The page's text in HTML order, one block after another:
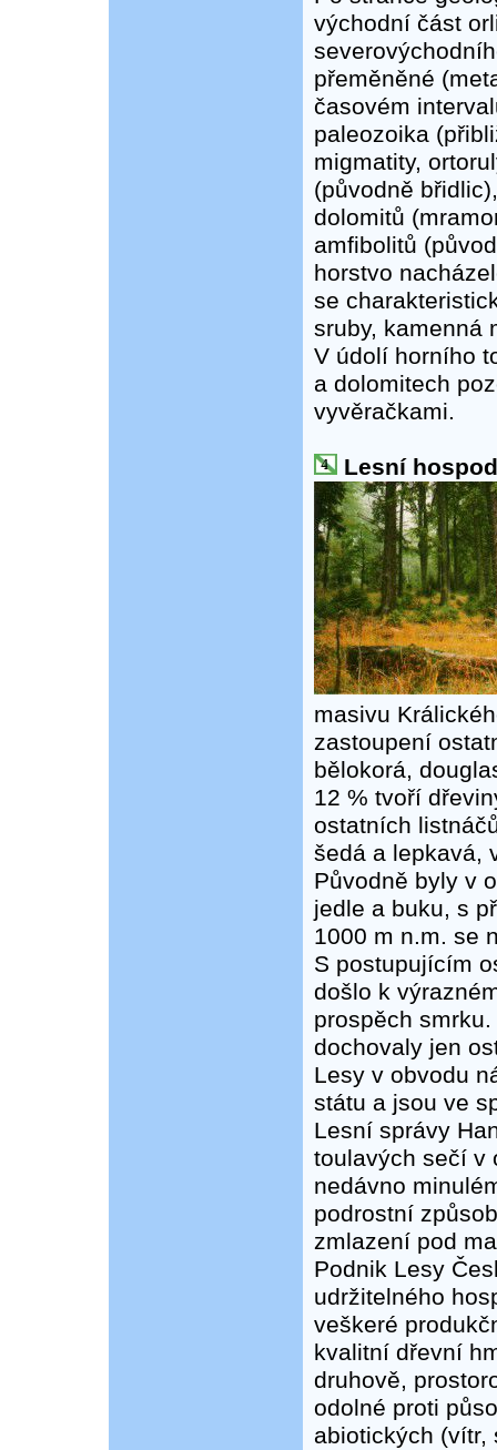
východní část
přeměněné
časovém
paleozoika
migmatity,
(původně
dolomitů
amfibolitů
horstvo
se
sruby, kamenná
V údolí horního
a dolomitech
vyvěračkami.
Lesní
masivu
zastoupení
bělokorá,
12 % tvoří
ostatních
šedá a lepkavá,
Původně byly v
jedle a buku, s
1000 m n.m. se
S postupujícím
došlo k
prospěch
dochovaly jen
Lesy v obvodu
státu a jsou ve
Lesní správy
toulavých sečí v
nedávno
podrostní
zmlazení pod
Podnik Lesy
udržitelného
veškeré
kvalitní dřevní
druhově,
odolné proti
abiotických (vítr,